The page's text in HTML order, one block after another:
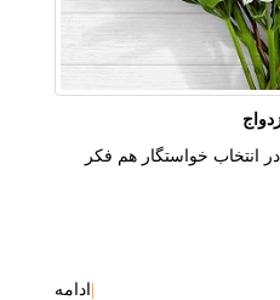
انتخاب خواستگار هم فكر
ادامه